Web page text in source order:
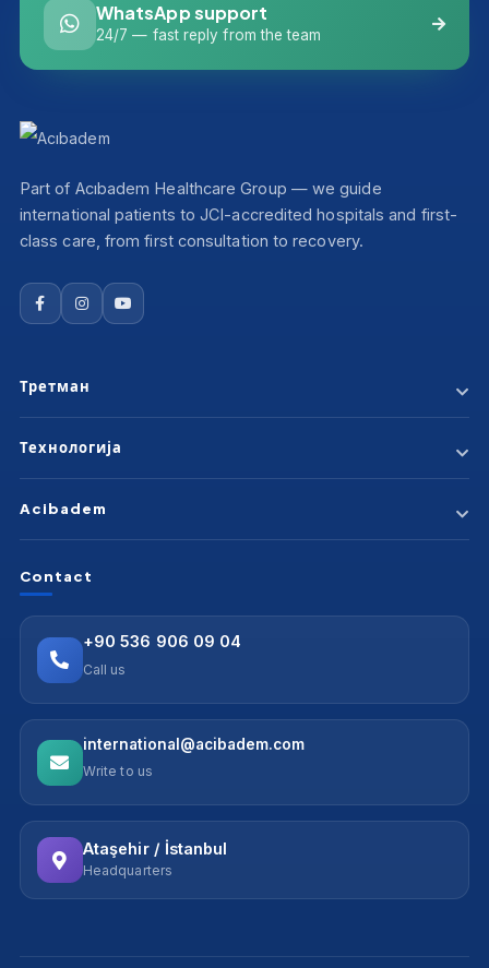
WhatsApp support
24/7 — fast reply from the team
Part of Acıbadem Healthcare Group — we guide
international patients to JCI-accredited hospitals and first-
class care, from first consultation to recovery.
Третман
Кардиологија И Кардиолошки Процедури
Неврологија И Неврохирургија
Трансплантација На Бубрег
Пластична Хирургија
Трансплантација На Коса
All Treatments
Технологија
Сајбер Нож (CyberKnife)
TrueBeam STx
Интраоперативна 3 Тесла Мр
Нуклеарна Медицина
Магнетна Резонанца На Цело Тело
Show more
Acibadem
Доктори
Технологија
Водич За Пациенти
Вести
Контакт
Show more
Contact
+90 536 906 09 04
Call us
international@acibadem.com
Write to us
Ataşehir / İstanbul
Headquarters